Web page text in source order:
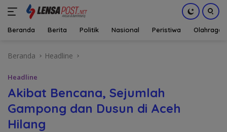
Beranda Berita Politik Nasional Peristiwa Olahraga
Beranda Headline
Headline
Akibat Bencana, Sejumlah
Gampong dan Dusun di Aceh
Hilang